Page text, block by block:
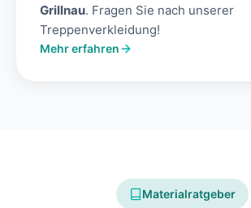
Grillnau. Fragen Sie nach unserer
Treppenverkleidung!
Mehr erfahren
Materialratgeber